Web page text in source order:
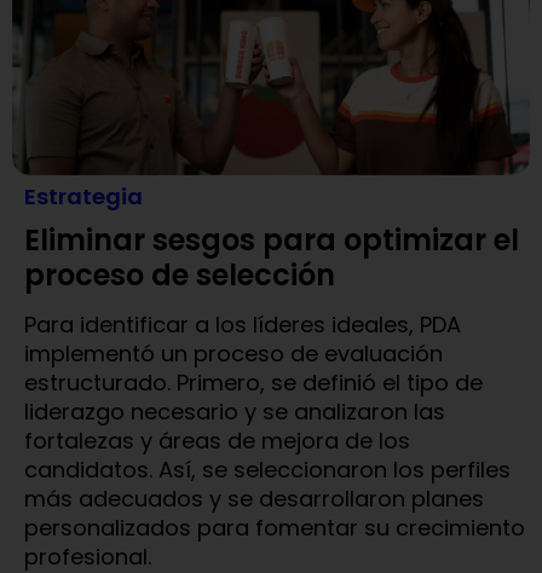
Estrategia
Eliminar sesgos para optimizar el
proceso de selección
Para identificar a los líderes ideales, PDA
implementó un proceso de evaluación
estructurado. Primero, se definió el tipo de
liderazgo necesario y se analizaron las
fortalezas y áreas de mejora de los
candidatos. Así, se seleccionaron los perfiles
más adecuados y se desarrollaron planes
personalizados para fomentar su crecimiento
profesional.